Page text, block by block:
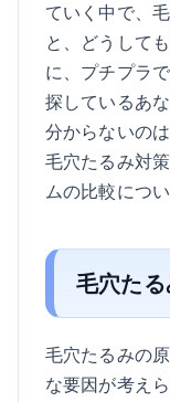
ていく中で、
と、どうして
に、プチプラ
探しているあ
分からないの
毛穴たるみ対
ムの比較につ
毛穴た
毛穴たるみの
な要因が考えら